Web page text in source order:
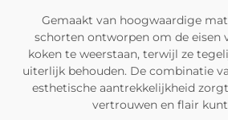
Gemaakt van hoogwaardige
schorten ontworpen om de eisen
koken te weerstaan, terwijl ze
uiterlijk behouden. De combinatie
esthetische aantrekkelijkheid
vertrouwen en flair